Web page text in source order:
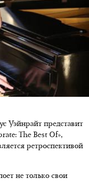
Уэйнрайт представит
The Best Of»,
ретроспективой
не только свои